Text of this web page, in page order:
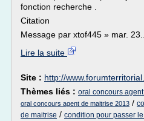
fonction recherche .
Citation
Message par xtof445 » mar. 23...
Lire la suite
Site : http://
Thèmes liés : oral concours
oral concours agent de maitrise 2013 /
de maitrise / condition pour passer